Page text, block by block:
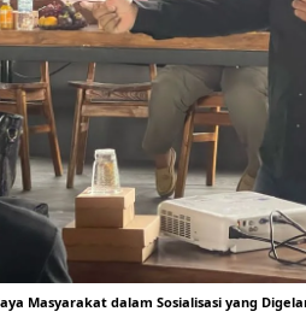
Masyarakat dalam Sosialisasi yang